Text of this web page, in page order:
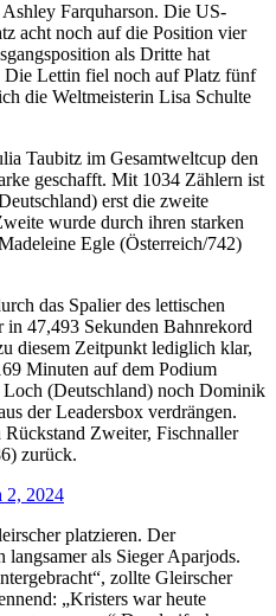
Farquharson. Die US-
acht noch auf die Position vier
als Dritte hat
Die Lettin fiel noch auf Platz fünf
die Weltmeisterin Lisa Schulte
Taubitz im Gesamtweltcup den
geschafft. Mit 1034 Zählern ist
erst die zweite
wurde durch ihren starken
Egle (Österreich/742)
das Spalier des lettischen
in 47,493 Sekunden Bahnrekord
diesem Zeitpunkt lediglich klar,
Minuten auf dem Podium
(Deutschland) noch Dominik
der Leadersbox verdrängen.
Zweiter, Fischnaller
zurück.
platzieren. Der
als Sieger Aparjods.
zollte Gleirscher
„Kristers war heute